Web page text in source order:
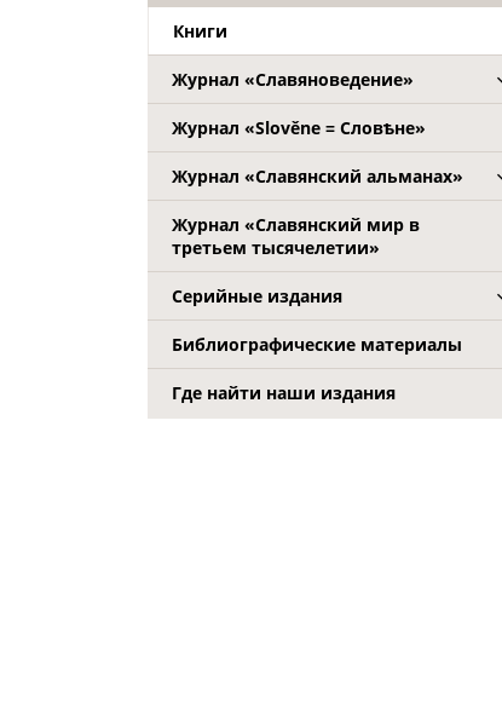
Книги
Журнал «Славяноведение»
Журнал «Slověne = Словѣне»
Журнал «Славянский альманах»
Журнал «Славянский мир в
третьем тысячелетии»
Серийные издания
Библиографические материалы
Где найти наши издания